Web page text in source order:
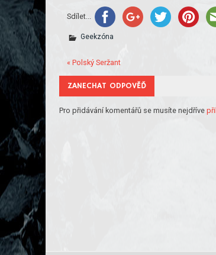
Sdílet...
Geekzóna
« Polský Seržant
ZANECHAT ODPOVĚĎ
Pro přidávání komentářů se musíte nejdříve